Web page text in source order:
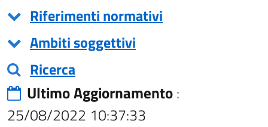
Riferimenti normativi
Ambiti soggettivi
Ricerca
Ultimo Aggiornamento:
25/08/2022 10:37:33